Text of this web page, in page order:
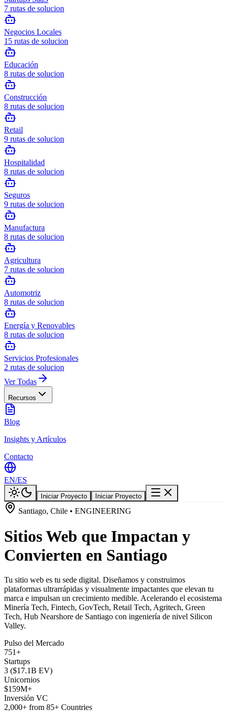
7 rutas de solucion
Negocios Locales
15 rutas de solucion
Educación
8 rutas de solucion
Construcción
8 rutas de solucion
Retail
9 rutas de solucion
Hospitalidad
8 rutas de solucion
Seguros
9 rutas de solucion
Manufactura
8 rutas de solucion
Agricultura
7 rutas de solucion
Automotriz
8 rutas de solucion
Energía y Renovables
8 rutas de solucion
Servicios Profesionales
2 rutas de solucion
Ver Todas
Recursos
Blog
Insights y Artículos
Contacto
EN/ES
Iniciar Proyecto Iniciar Proyecto
Santiago, Chile • ENGINEERING
Sitios Web que Impactan y
Convierten en Santiago
Tu sitio web es tu sede digital. Diseñamos y construimos
plataformas ultrarrápidas y visualmente impactantes que elevan tu
marca e impulsan un crecimiento medible. Acelerando el ecosistema
Minería Tech, Fintech, GovTech, Retail Tech, Agritech, Green
Tech, Hub Nearshore de Santiago con ingeniería de nivel Silicon
Valley.
Pulso del Mercado
751+
Startups
3 ($17.1B EV)
Unicornios
$159M+
Inversión VC
2,000+ from 85+ Countries